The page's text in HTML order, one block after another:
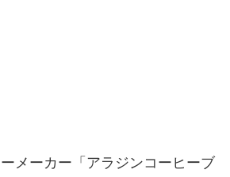
メーカー「アラジンコーヒーブ